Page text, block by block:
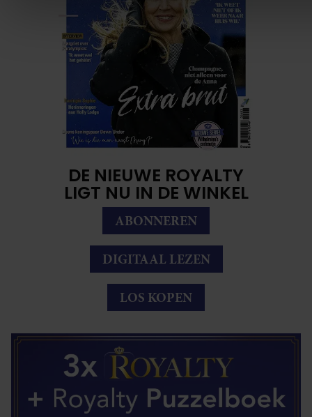
Ook delen we informatie over uw gebruik van onze site met
social media, adverteren en analyse. Deze partners kunnen
combineren met andere informatie die u aan ze heeft
verzameld op basis van uw gebruik van hun services. U
onze cookies als u onze website blijft gebruiken.
DE NIEUWE ROYALTY
LIGT NU IN DE WINKEL
ABONNEREN
DIGITAAL LEZEN
LOS KOPEN